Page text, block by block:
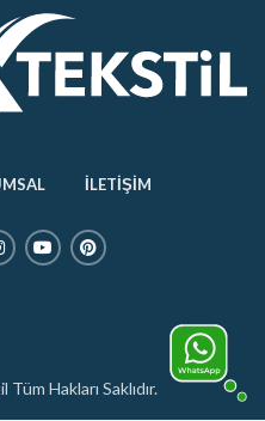
İLETİŞİM
Hakları Saklıdır.